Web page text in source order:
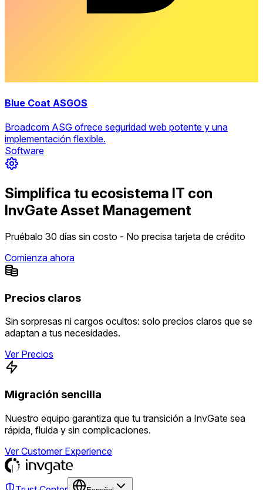
Blue Coat ASGOS
Broadcom ASG ofrece seguridad web potente y una
implementación flexible.
Software
Simplifica tu ecosistema IT con
InvGate Asset Management
Pruébalo 30 días sin costo - No precisa tarjeta de crédito
Comienza ahora
Precios claros
Sin sorpresas ni cargos ocultos: solo precios claros que se
adaptan a tus necesidades.
Ver Precios
Migración sencilla
Nuestro equipo garantiza que tu transición a InvGate sea
rápida, fluida y sin complicaciones.
Ver Customer Experience